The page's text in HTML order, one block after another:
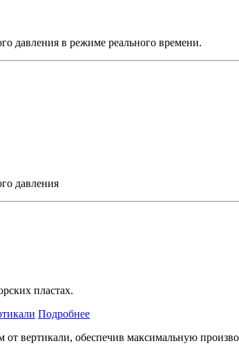
давления в режиме реального времени.
давления
пластах.
Подробнее
вертикали, обеспечив максимальную